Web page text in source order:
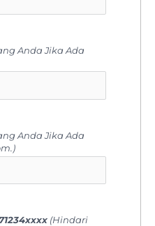
Anda Jika Ada
Anda Jika Ada
(Hindari